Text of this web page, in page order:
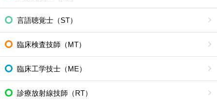
言語聴覚士（ST）
臨床検査技師（MT）
臨床工学技士（ME）
診療放射線技師（RT）